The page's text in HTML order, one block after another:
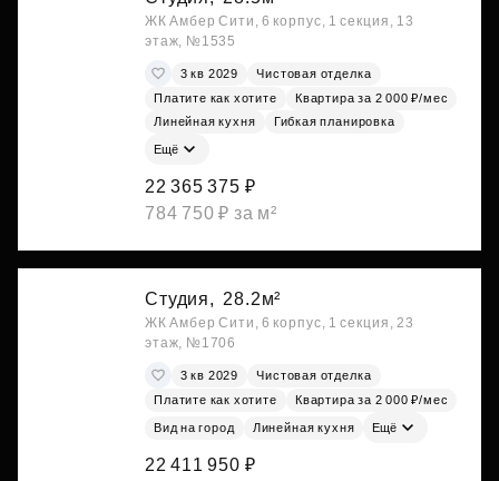
ЖК Амбер Сити, 6 корпус, 1 секция, 13
этаж, №1535
3 кв 2029
Чистовая отделка
Платите как хотите
Квартира за 2 000 ₽/мес
Линейная кухня
Гибкая планировка
Ещё
22 365 375 ₽
784 750 ₽ за м²
Студия, 28.2м²
ЖК Амбер Сити, 6 корпус, 1 секция, 23
этаж, №1706
3 кв 2029
Чистовая отделка
Платите как хотите
Квартира за 2 000 ₽/мес
Вид на город Линейная кухня Ещё
22 411 950 ₽